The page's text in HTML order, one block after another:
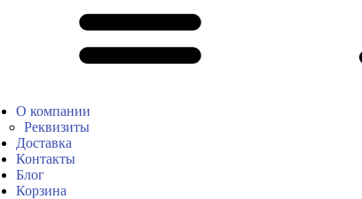
О компании
Реквизиты
Доставка
Контакты
Блог
Корзина